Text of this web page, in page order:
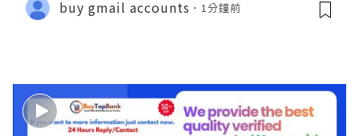
buy gmail accounts 1分鐘前